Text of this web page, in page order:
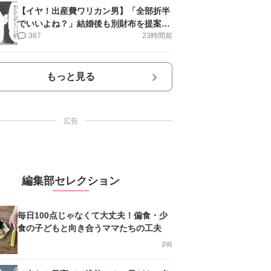
【イヤ！出産費ワリカン男】「全部折半
でいいよね？」結婚後も別財布を提案＜
第10話＞#4コマ母道場
23時間前
387
もっと見る
広告
編集部セレクション
毎日100点じゃなくて大丈夫！偏食・少
食の子どもと向き合うママたちの工夫
PR